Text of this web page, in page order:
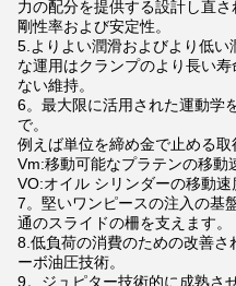
力の配分を提供する設計し直
剛性率および安定性。
5.よりよい潤滑およびより低
な運用はクランプのより長い
ない維持。
6。最大限に活用された運動学
で。
例えば単位を締め金で止める取
Vm:移動可能なプラテンの移動
VO:オイル シリンダーの移動速
7。堅いワンピースの注入の基
通のスライドの柵を支えます。
8.低負荷の消費のための改善
ーボ油圧技術。
9。ジュピター技術的に成熟さ